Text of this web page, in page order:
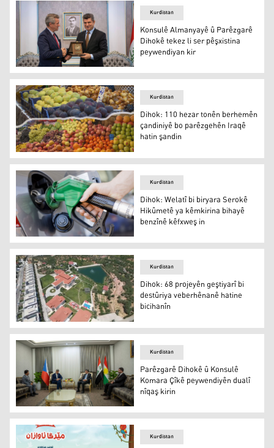
Konsulê Almanyayê û Parêzgarê Dihokê tekez li ser
Kurdistan
Konsulê Almanyayê û Parêzgarê
Dihokê tekez li ser pêşxistina
peywendiyan kir
Dihok: 110 hezar tonên berhemên çandiniyê bo
Kurdistan
Dihok: 110 hezar tonên berhemên
çandiniyê bo parêzgehên Iraqê
hatin şandin
Dihok: Welatî bi biryara Serokê Hikûmetê ya kêmkirina
Kurdistan
Dihok: Welatî bi biryara Serokê
Hikûmetê ya kêmkirina bihayê
benzînê kêfxweş in
Dihok: 68 projeyên geştiyarî bi destûriya veberhênanê
Kurdistan
Dihok: 68 projeyên geştiyarî bi
destûriya veberhênanê hatine
bicihanîn
Wêne: Rûpela Facebookê ya Parêzgeha Dihokê
Kurdistan
Parêzgarê Dihokê û Konsulê
Komara Çîkê peywendiyên dualî
nîqaş kirin
Kurdistan